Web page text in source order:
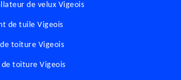
de velux Vigeois
de tuile Vigeois
toiture Vigeois
toiture Vigeois